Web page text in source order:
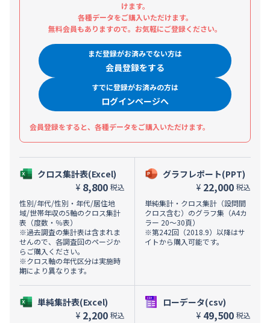
けます。
各種データをご購入いただけます。
無料会員もありますので。お気軽にご登録ください。
まだ登録がお済みでない方は
会員登録をする
すでに登録がお済みの方は
ログインページへ
会員登録をすると、各種データをご購入いただけます。
クロス集計表(Excel)
¥ 8,800 税込
性別/年代/性別・年代/居住地
域/世帯年収の5軸のクロス集計
表（度数・％表）
※過去調査の集計表は含まれま
せんので、各調査回のページか
らご購入ください。
※クロス軸の年代区分は実施時
期により異なります。
単純集計表(Excel)
¥ 2,200 税込
グラフレポート(PPT)
¥ 22,000 税込
単純集計・クロス集計（設問間
クロス含む）のグラフ集（A4カ
ラー 20～30頁）
※第242回（2018.9）以降はサ
イトから購入可能です。
ローデータ(csv)
¥ 49,500 税込